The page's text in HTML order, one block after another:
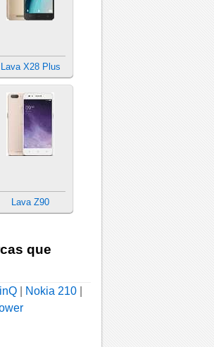
Lava X28 Plus
Lava Z90
que
Nokia 210